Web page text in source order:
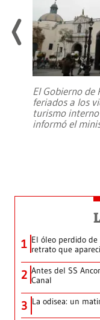
El Gobierno de
feriados a los
turismo
informó el
1 El óleo perdido
retrato que
2 Antes del SS
Canal
3 La odisea: un